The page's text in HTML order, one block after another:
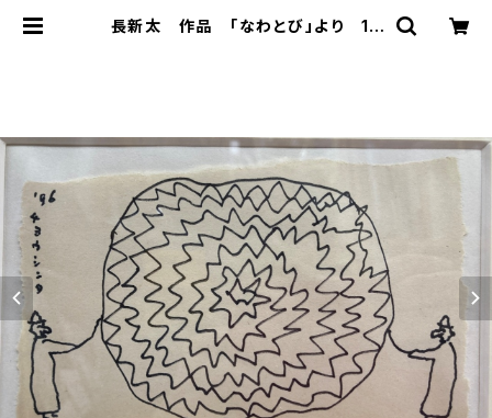
長新太 作品 「なわとび」より 19